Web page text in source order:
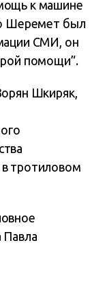
к машине
Шеремет был
СМИ, он
помощи”.
Шкиряк,
тротиловом
Павла